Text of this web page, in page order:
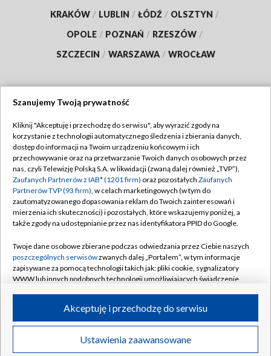
KRAKÓW / LUBLIN / ŁÓDŹ / OLSZTYN /
OPOLE / POZNAŃ / RZESZÓW /
SZCZECIN / WARSZAWA / WROCŁAW
TVP
Abonament TVP
Emisja w TVP
Centrum informacji TVP
Naziemna Telewizja Cyfrowa
Rada Programowa
System NOS
Informacje o nadawcy
Program dla prasy
Ogłoszenie przetargowe
Regulamin TVP
Polityka prywatności
Moje zgody
Pomoc
Kontakt
Kanały
©2026 Telewizja Polska S.A. w likwidacji
Szanujemy Twoją prywatność
Kliknij "Akceptuję i przechodzę do serwisu", aby wyrazić zgody na
korzystanie z technologii automatycznego śledzenia i zbierania danych,
dostęp do informacji na Twoim urządzeniu końcowym i ich
przechowywanie oraz na przetwarzanie Twoich danych osobowych przez
nas, czyli Telewizję Polską S.A. w likwidacji (zwaną dalej również „TVP”),
Zaufanych Partnerów z IAB* (1201 firm) oraz pozostałych Zaufanych
Partnerów TVP (93 firm), w celach marketingowych (w tym do
zautomatyzowanego dopasowania reklam do Twoich zainteresowań i
mierzenia ich skuteczności) i pozostałych, które wskazujemy poniżej, a
także zgody na udostępnianie przez nas identyfikatora PPID do Google.
Twoje dane osobowe zbierane podczas odwiedzania przez Ciebie naszych
poszczególnych serwisówzwanych dalej „Portalem”, w tym informacje
zapisywane za pomocą technologii takich jak: pliki cookie, sygnalizatory
WWW lub innych podobnych technologii umożliwiających świadczenie
ruchu w Internecie.
Twoje dane osobowe zbierane podczas odwiedzania przez Ciebie
poszczególnych serwisówna Portalu, takie jak adresy IP, identyfikatory
Ustawienia zaawansowane
Akceptuję i przechodzę do serwisu